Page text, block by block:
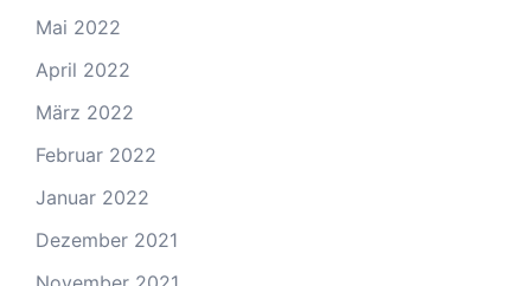
Mai 2022
April 2022
März 2022
Februar 2022
Januar 2022
Dezember 2021